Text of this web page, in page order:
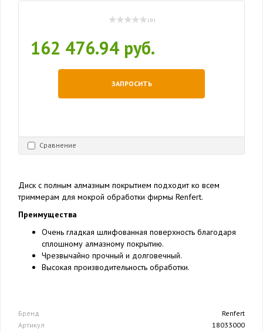
( 0 )
162 476.94 руб.
ЗАПРОСИТЬ
Сравнение
Диск с полным алмазным покрытием подходит ко всем
триммерам для мокрой обработки фирмы Renfert.
Преимущества
Очень гладкая шлифованная поверхность благодаря
сплошному алмазному покрытию.
Чрезвычайно прочный и долговечный.
Высокая производительность обработки.
Бренд
Renfert
Артикул
18033000